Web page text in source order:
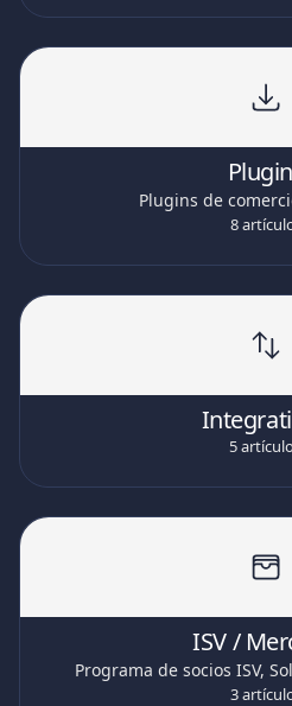
Plugins de
8
5
ISV /
Programa de socios ISV,
3